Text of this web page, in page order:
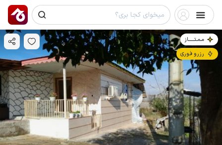
مـمـتــــــاز
رزرو فوری